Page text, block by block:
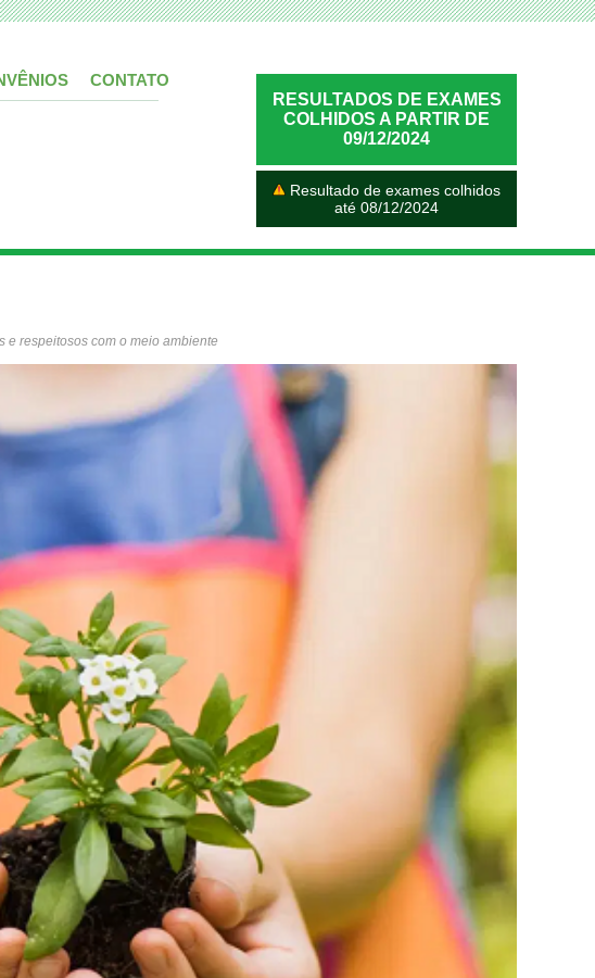
CONTATO
RESULTADOS DE EXAMES
COLHIDOS A PARTIR DE
09/12/2024
Resultado de exames colhidos
até 08/12/2024
e respeitosos com o meio ambiente